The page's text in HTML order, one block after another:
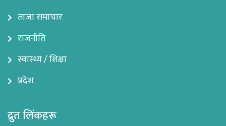
ताजा समाचार
राजनीति
स्वास्थ्य / शिक्षा
प्रदेश
द्रुत लिंकहरू